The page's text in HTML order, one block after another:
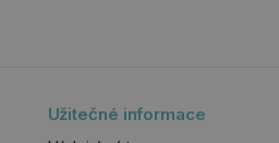
Užitečné informace